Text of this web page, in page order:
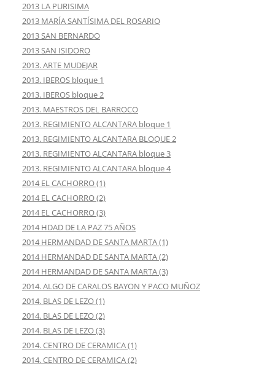
2013 LA PURISIMA
2013 MARÍA SANTÍSIMA DEL ROSARIO
2013 SAN BERNARDO
2013 SAN ISIDORO
2013. ARTE MUDEJAR
2013. IBEROS bloque 1
2013. IBEROS bloque 2
2013. MAESTROS DEL BARROCO
2013. REGIMIENTO ALCANTARA bloque 1
2013. REGIMIENTO ALCANTARA BLOQUE 2
2013. REGIMIENTO ALCANTARA bloque 3
2013. REGIMIENTO ALCANTARA bloque 4
2014 EL CACHORRO (1)
2014 EL CACHORRO (2)
2014 EL CACHORRO (3)
2014 HDAD DE LA PAZ 75 AÑOS
2014 HERMANDAD DE SANTA MARTA (1)
2014 HERMANDAD DE SANTA MARTA (2)
2014 HERMANDAD DE SANTA MARTA (3)
2014. ALGO DE CARALOS BAYON Y PACO MUÑOZ
2014. BLAS DE LEZO (1)
2014. BLAS DE LEZO (2)
2014. BLAS DE LEZO (3)
2014. CENTRO DE CERAMICA (1)
2014. CENTRO DE CERAMICA (2)